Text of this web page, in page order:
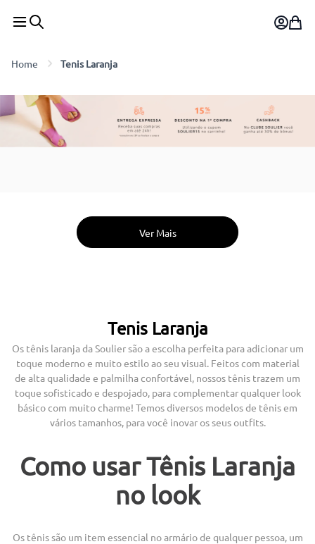
Tenis Laranja
Tenis Laranja
Os tênis laranja da Soulier são a escolha perfeita para adicionar um
toque moderno e muito estilo ao seu visual. Feitos com material
de alta qualidade e palmilha confortável, nossos tênis trazem um
toque sofisticado e despojado, para complementar qualquer look
básico com muito charme! Temos diversos modelos de tênis em
vários tamanhos, para você inovar os seus outfits.
Como usar Tênis Laranja
no look
Os tênis são um item essencial no armário de qualquer pessoa, um